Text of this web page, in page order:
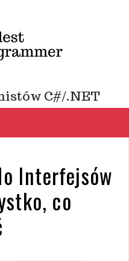
C#/.NET
Interfejsów
co